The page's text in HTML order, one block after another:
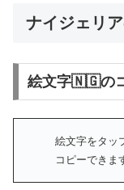
ナイジェリ
絵文字🇳🇬の
絵文字をタッ
コピーできま